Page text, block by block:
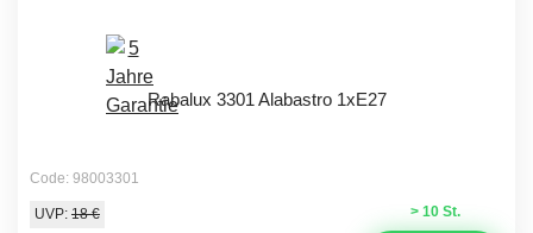
Rabalux 3301 Alabastro 1xE27
Code: 98003301
> 10 St.
UVP: 18 €